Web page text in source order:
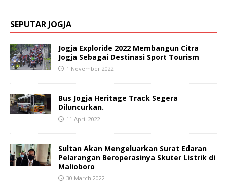
SEPUTAR JOGJA
Jogja Exploride 2022 Membangun Citra
Jogja Sebagai Destinasi Sport Tourism
1 November 2022
Bus Jogja Heritage Track Segera
Diluncurkan.
11 April 2022
Sultan Akan Mengeluarkan Surat Edaran
Pelarangan Beroperasinya Skuter Listrik di
Malioboro
30 March 2022